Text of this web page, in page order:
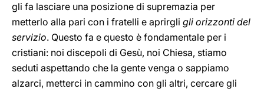
gli fa lasciare una posizione di supremazia per
metterlo alla pari con i fratelli e aprirgli gli orizzonti del
servizio. Questo fa e questo è fondamentale per i
cristiani: noi discepoli di Gesù, noi Chiesa, stiamo
seduti aspettando che la gente venga o sappiamo
alzarci, metterci in cammino con gli altri, cercare gli